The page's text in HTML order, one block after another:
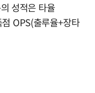
성적은 타율
OPS(출루율+장타